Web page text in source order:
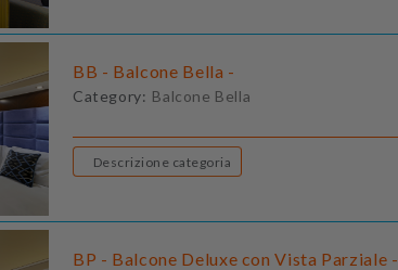
BB - Balcone Bella -
Category: Balcone Bella
Descrizione categoria
BP - Balcone Deluxe con Vista Parziale -